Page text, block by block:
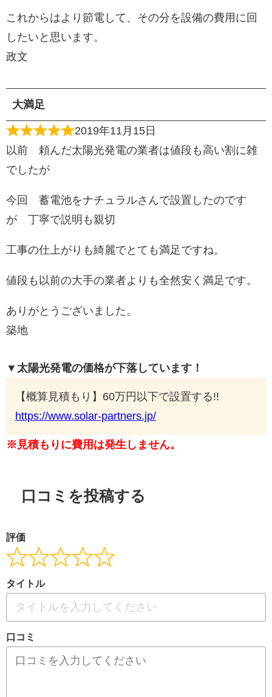
これからはより節電して、その分を設備の費用に回
したいと思います。
政文
大満足
2019年11月15日
以前 頼んだ太陽光発電の業者は値段も高い割に雑
でしたが
今回 蓄電池をナチュラルさんで設置したのです
が 丁寧で説明も親切
工事の仕上がりも綺麗でとても満足ですね。
値段も以前の大手の業者よりも全然安く満足です。
ありがとうございました。
築地
▼太陽光発電の価格が下落しています！
【概算見積もり】60万円以下で設置する!!
https://www.solar-partners.jp/
※見積もりに費用は発生しません。
口コミを投稿する
評価
タイトル
口コミ